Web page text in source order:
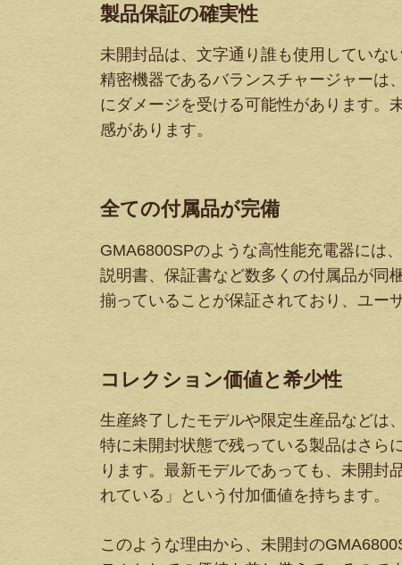
製品保証の確実性
未開封品は、文字通り誰も使用していな
精密機器であるバランスチャージャーは
にダメージを受ける可能性があります。
感があります。
全ての付属品が完備
GMA6800SPのような高性能充電器には
説明書、保証書など数多くの付属品が同
揃っていることが保証されており、ユー
コレクション価値と希少性
生産終了したモデルや限定生産品などは
特に未開封状態で残っている製品はさら
ります。最新モデルであっても、未開封
れている」という付加価値を持ちます。
このような理由から、未開封の